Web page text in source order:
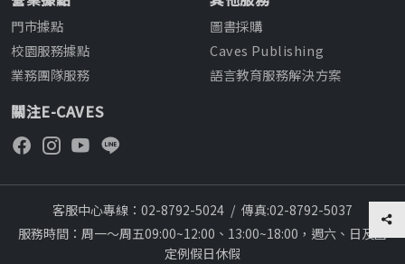
門市據點
校園服務據點
業務團隊服務
圖書採購
Caves Publishing
語言教育服務解決方案
關注E-CAVES
客服中心專線：02-8792-5024 / 傳真:02-8792-5037
服務時間：周一～周五09:00~12:00、13:00~18:00，週六、日及國
定例假日休假